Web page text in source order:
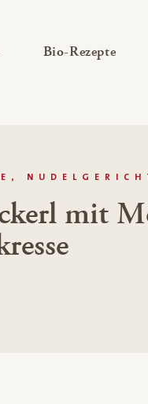
Untermenü ausklappen
Bio-Rezepte—
mit